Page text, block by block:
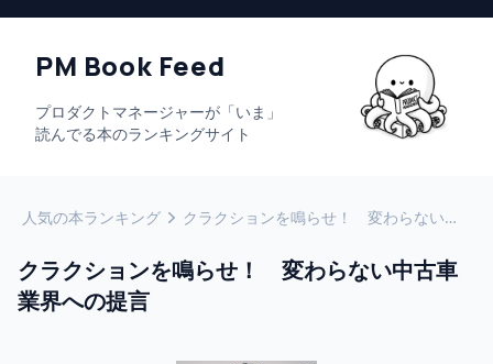
PM Book Feed
プロダクトマネージャーが「いま」
読んでる本のランキングサイト
人気の本ランキング クラクションを鳴らせ！ 変わらない中古車業界への提言
クラクションを鳴らせ！ 変わらない中古車
業界への提言